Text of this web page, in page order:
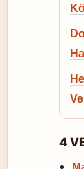
4